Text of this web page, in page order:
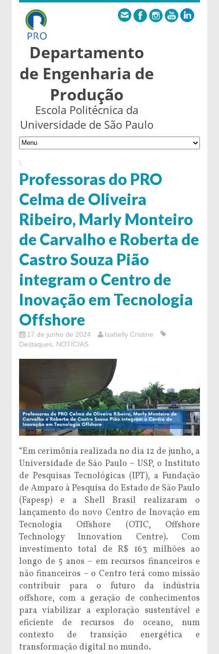
Departamento
de Engenharia de
Produção
Escola Politécnica da
Universidade de São Paulo
\
Professoras do PRO
Celma de Oliveira
Ribeiro, Marly Monteiro
de Carvalho e Roberta de
Castro Souza Pião
integram o Centro de
Inovação em Tecnologia
Offshore
17 de junho de 2024
Isabelly Cristine
Destaques NOTÍCIAS
“Em cerimônia realizada no dia 12 de junho, a
Universidade de São Paulo – USP, o Instituto
de Pesquisas Tecnológicas (IPT), a Fundação
de Amparo à Pesquisa do Estado de São Paulo
(Fapesp) e a Shell Brasil realizaram o
lançamento do novo Centro de Inovação em
Tecnologia Offshore (OTIC, Offshore
Technology Innovation Centre). Com
investimento total de R$ 163 milhões ao
longo de 5 anos – em recursos financeiros e
não financeiros – o Centro terá como missão
contribuir para o futuro da indústria
offshore, com a geração de conhecimentos
para viabilizar a exploração sustentável e
eficiente de recursos do oceano, num
contexto de transição energética e
transformação digital no mundo.